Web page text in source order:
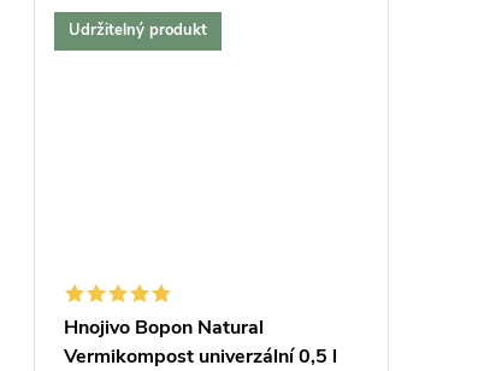
Udržitelný produkt
Hnojivo Bopon Natural
Vermikompost univerzální 0,5 l